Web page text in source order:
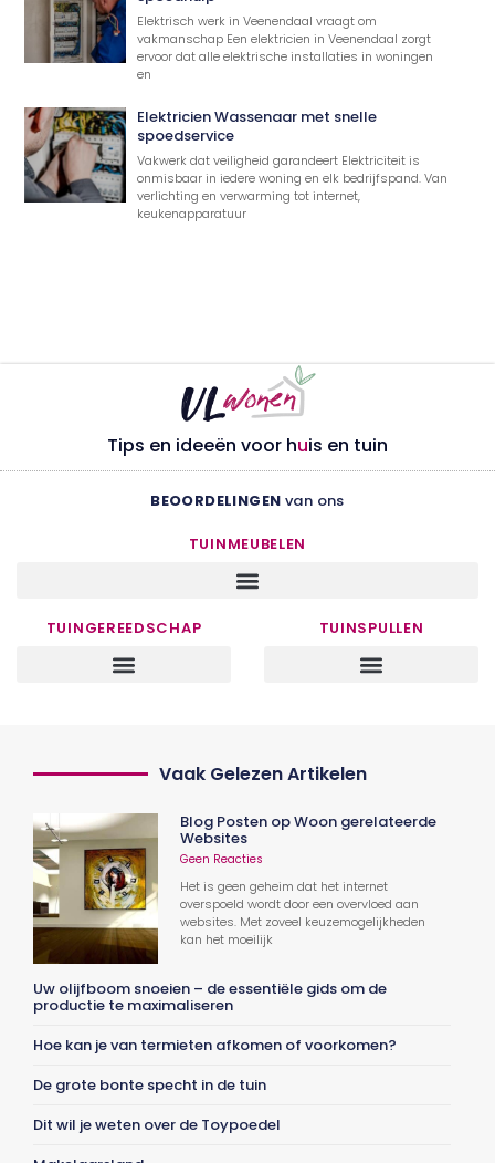
Elektrisch werk in Veenendaal vraagt om
vakmanschap Een elektricien in Veenendaal zorgt
ervoor dat alle elektrische installaties in woningen
en
Elektricien Wassenaar met snelle
spoedservice
Vakwerk dat veiligheid garandeert Elektriciteit is
onmisbaar in iedere woning en elk bedrijfspand. Van
verlichting en verwarming tot internet,
keukenapparatuur
Tips en ideeën voor huis en tuin
BEOORDELINGEN van ons
TUINMEUBELEN
TUINGEREEDSCHAP TUINSPULLEN
Vaak Gelezen Artikelen
Blog Posten op Woon gerelateerde
Websites
Geen Reacties
Het is geen geheim dat het internet
overspoeld wordt door een overvloed aan
websites. Met zoveel keuzemogelijkheden
kan het moeilijk
Uw olijfboom snoeien – de essentiële gids om de
productie te maximaliseren
Hoe kan je van termieten afkomen of voorkomen?
De grote bonte specht in de tuin
Dit wil je weten over de Toypoedel